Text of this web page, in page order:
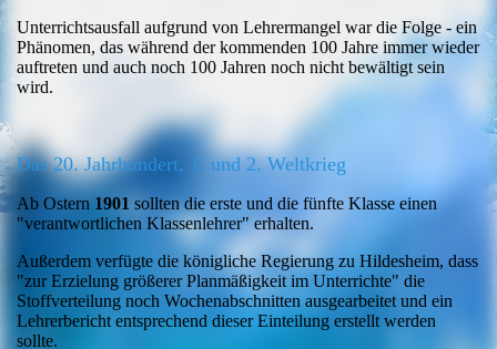
Unterrichtsausfall aufgrund von Lehrermangel war die Folge - ein
Phänomen, das während derkommenden 100 Jahre immer wieder
auftreten und auch noch 100 Jahren noch nicht bewältigt sein
wird.
Das 20. Jahrhundert, 1. und 2. Weltkrieg
Ab Ostern 1901 sollten die erste und die fünfte Klasse einen
"verantwortlichen Klassenlehrer"erhalten.
Außerdem verfügte die königliche Regierung zu Hildesheim, dass
"zur Erzielung größerer Planmäßigkeit im Unterrichte" die
Stoffverteilung noch Wochenabschnitten ausgearbeitet und ein
Lehrerbericht entsprechend dieser Einteilung erstellt werden
sollte.